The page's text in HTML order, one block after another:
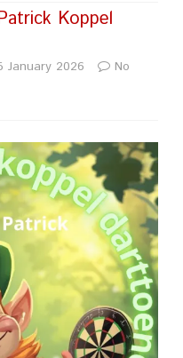
Koppel
January 2026
No